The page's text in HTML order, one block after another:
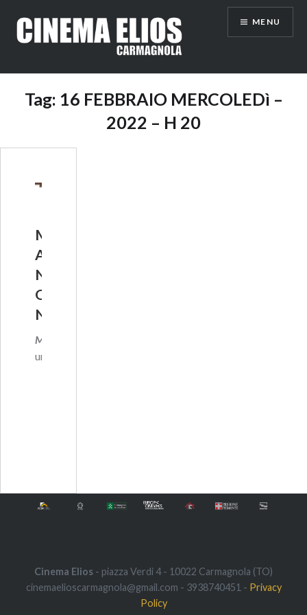
contenuto
MENU
Tag: 16 FEBBRAIO MERCOLEDì –
2022 – H 20
M
A
N
O
N
Manon
un’…
Cinema Elios - piazza Verdi 4 - 10022 Carmagnola (TO)
cinemaelioscarmagnola@gmail.com - 3938740451 - Privacy
Policy